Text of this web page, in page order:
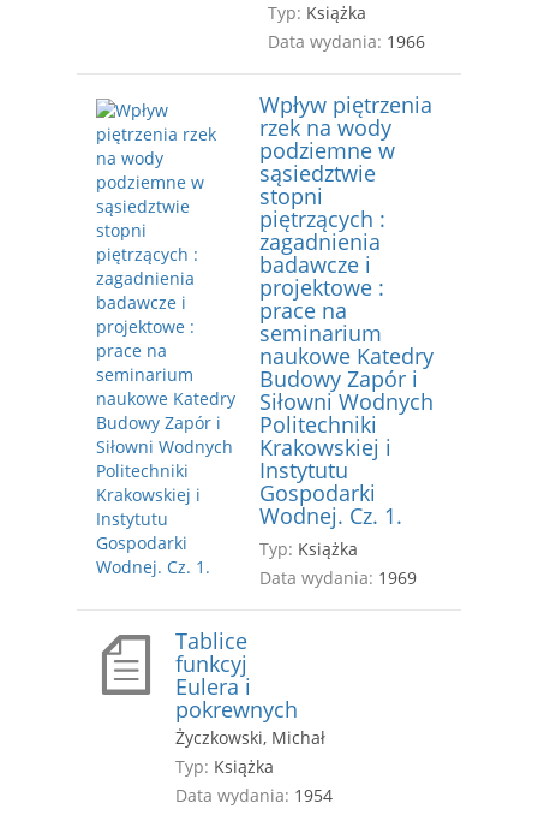
Typ: Książka
Data wydania: 1966
Wpływ piętrzenia
rzek na wody
podziemne w
sąsiedztwie
stopni
piętrzących :
zagadnienia
badawcze i
projektowe :
prace na
seminarium
naukowe Katedry
Budowy Zapór i
Siłowni Wodnych
Politechniki
Krakowskiej i
Instytutu
Gospodarki
Wodnej. Cz. 1.
Typ: Książka
Data wydania: 1969
Tablice
funkcyj
Eulera i
pokrewnych
Życzkowski, Michał
Typ: Książka
Data wydania: 1954